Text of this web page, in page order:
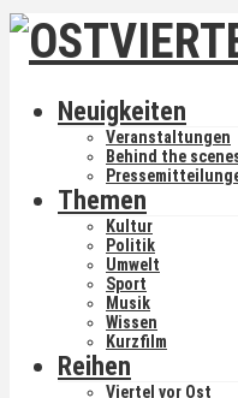
Neuigkeiten
Veranstaltungen
Behind the
Themen
Kultur
Politik
Umwelt
Sport
Musik
Wissen
Kurzfilm
Reihen
Viertel vor Ost